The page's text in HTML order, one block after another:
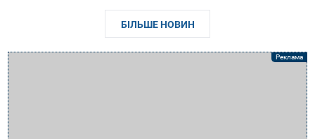
БІЛЬШЕ НОВИН